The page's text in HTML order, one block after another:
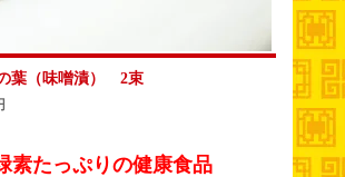
葉（味噌漬） 2束
素たっぷりの健康食品